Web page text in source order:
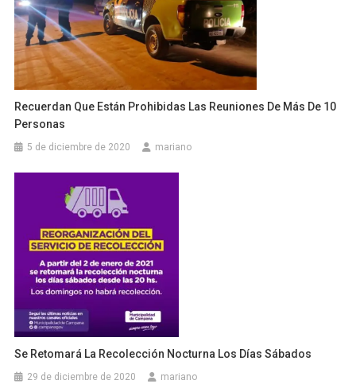
Recuerdan Que Están Prohibidas Las Reuniones De Más De 10
Personas
5 de diciembre de 2020 mariano
Se Retomará La Recolección Nocturna Los Días Sábados
29 de diciembre de 2020 mariano